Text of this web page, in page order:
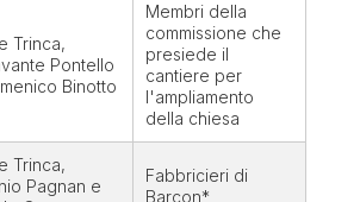
Trinca,
Pontello
Binotto
Membri della
commissione che
presiede il
cantiere per
l'ampliamento
della chiesa
Trinca,
Pagnan e
Fabbricieri di
Barcon*